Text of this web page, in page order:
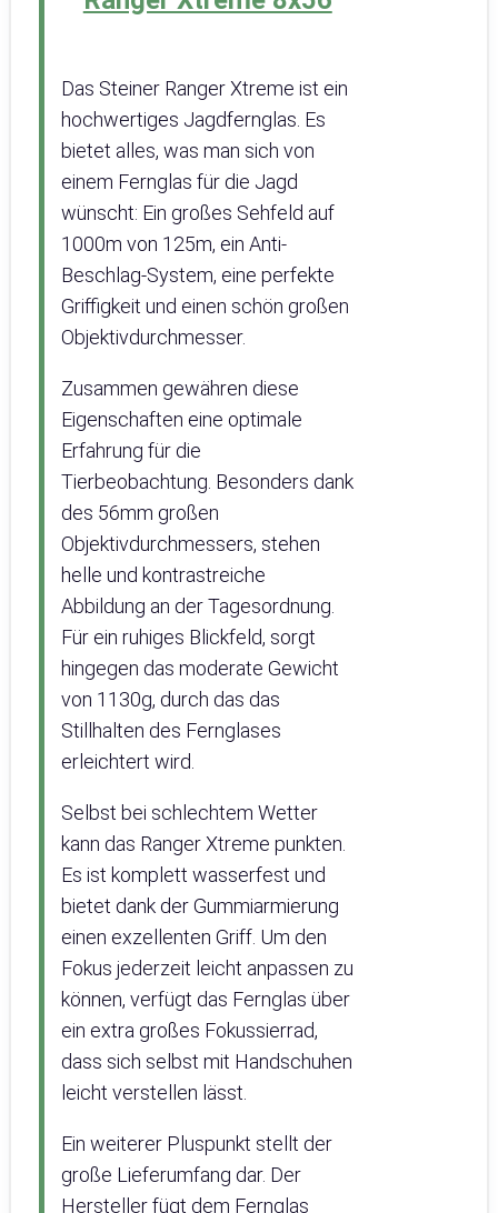
Das Steiner Ranger Xtreme ist ein
hochwertiges Jagdfernglas. Es
bietet alles, was man sich von
einem Fernglas für die Jagd
wünscht: Ein großes Sehfeld auf
1000m von 125m, ein Anti-
Beschlag-System, eine perfekte
Griffigkeit und einen schön großen
Objektivdurchmesser.
Zusammen gewähren diese
Eigenschaften eine optimale
Erfahrung für die
Tierbeobachtung. Besonders dank
des 56mm großen
Objektivdurchmessers, stehen
helle und kontrastreiche
Abbildung an der Tagesordnung.
Für ein ruhiges Blickfeld, sorgt
hingegen das moderate Gewicht
von 1130g, durch das das
Stillhalten des Fernglases
erleichtert wird.
Selbst bei schlechtem Wetter
kann das Ranger Xtreme punkten.
Es ist komplett wasserfest und
bietet dank der Gummiarmierung
einen exzellenten Griff. Um den
Fokus jederzeit leicht anpassen zu
können, verfügt das Fernglas über
ein extra großes Fokussierrad,
dass sich selbst mit Handschuhen
leicht verstellen lässt.
Ein weiterer Pluspunkt stellt der
große Lieferumfang dar. Der
Hersteller fügt dem Fernglas